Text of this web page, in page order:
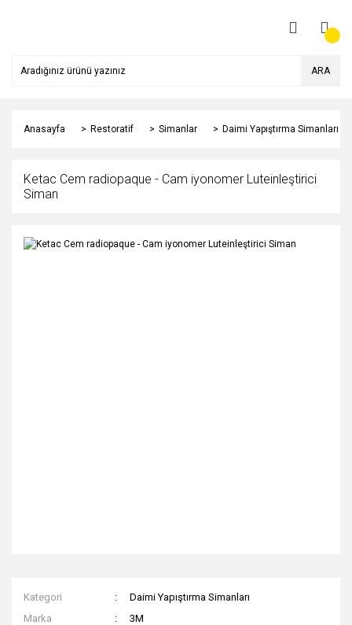
ARA
Anasayfa Restoratif Simanlar Daimi Yapıştırma Simanları
Ketac Cem radiopaque - Cam iyonomer Luteinleştirici
Siman
Kategori
Daimi Yapıştırma Simanları
Marka
3M